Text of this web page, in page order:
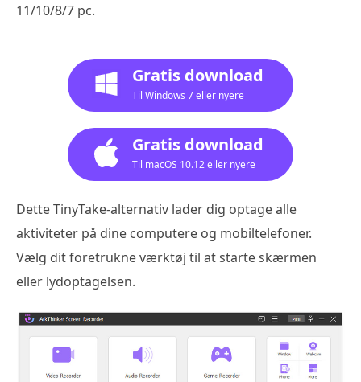
11/10/8/7 pc.
Gratis download
Til Windows 7 eller nyere
Gratis download
Til macOS 10.12 eller nyere
Dette TinyTake-alternativ lader dig optage alle
aktiviteter på dine computere og mobiltelefoner.
Vælg dit foretrukne værktøj til at starte skærmen
eller lydoptagelsen.